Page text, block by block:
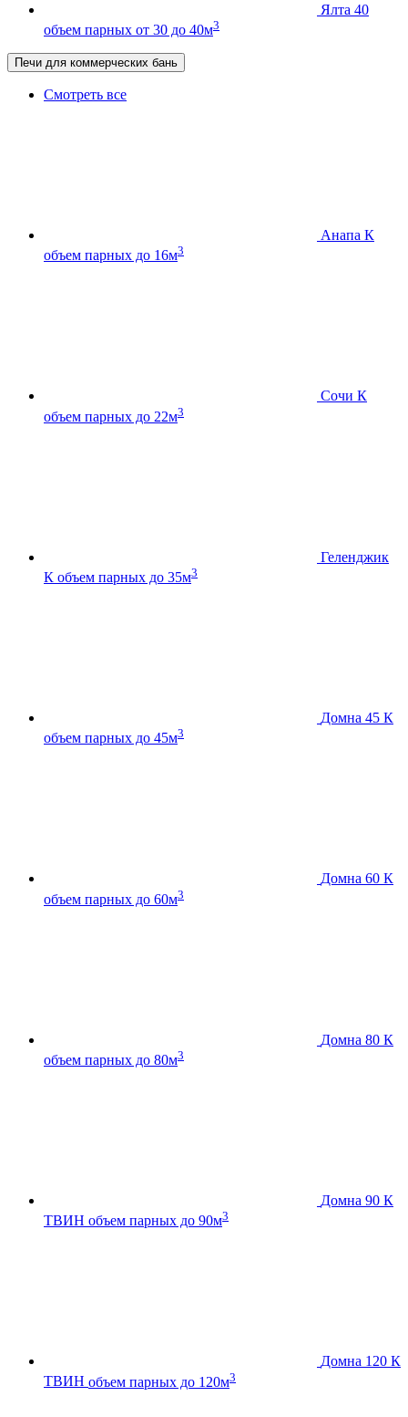
Ялта 40
объем парных от 30 до 40м3
Печи для коммерческих бань
Смотреть все
Анапа К
объем парных до 16м3
Сочи К
объем парных до 22м3
Геленджик
К объем парных до 35м3
Домна 45 К
объем парных до 45м3
Домна 60 К
объем парных до 60м3
Домна 80 К
объем парных до 80м3
Домна 90 К
ТВИН объем парных до 90м3
Домна 120 К
ТВИН объем парных до 120м3